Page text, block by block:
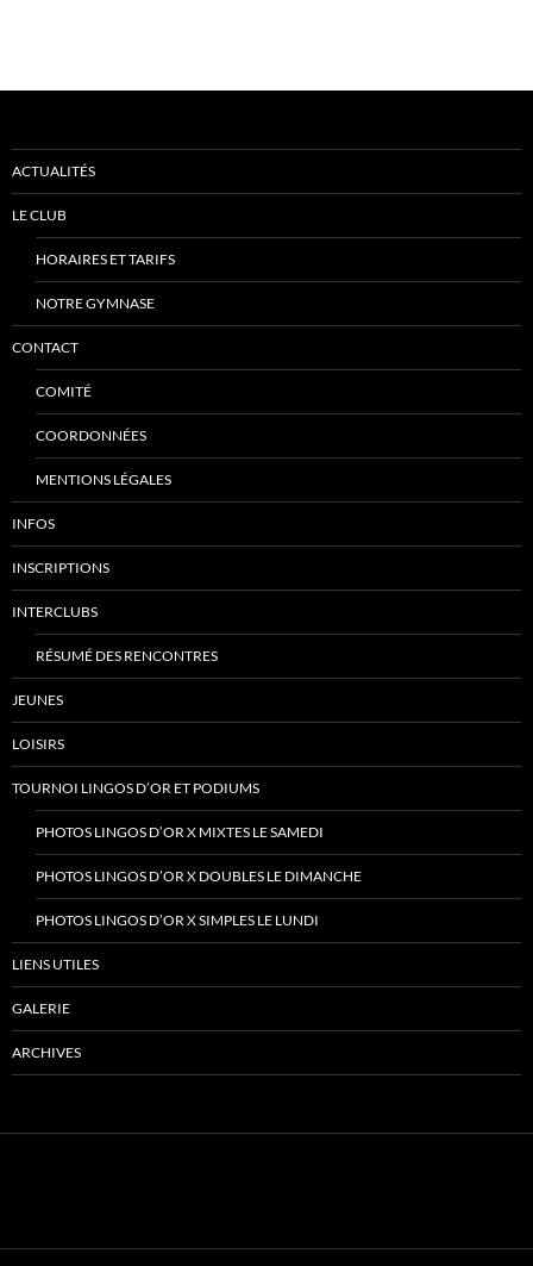
ACTUALITÉS
LE CLUB
HORAIRES ET TARIFS
NOTRE GYMNASE
CONTACT
COMITÉ
COORDONNÉES
MENTIONS LÉGALES
INFOS
INSCRIPTIONS
INTERCLUBS
RÉSUMÉ DES RENCONTRES
JEUNES
LOISIRS
TOURNOI LINGOS D’OR ET PODIUMS
PHOTOS LINGOS D’OR X MIXTES LE SAMEDI
PHOTOS LINGOS D’OR X DOUBLES LE DIMANCHE
PHOTOS LINGOS D’OR X SIMPLES LE LUNDI
LIENS UTILES
GALERIE
ARCHIVES